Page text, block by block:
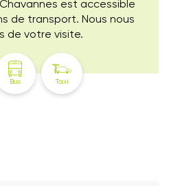
est accessible
de transport. Nous nous
de votre visite.
Bus Taxi